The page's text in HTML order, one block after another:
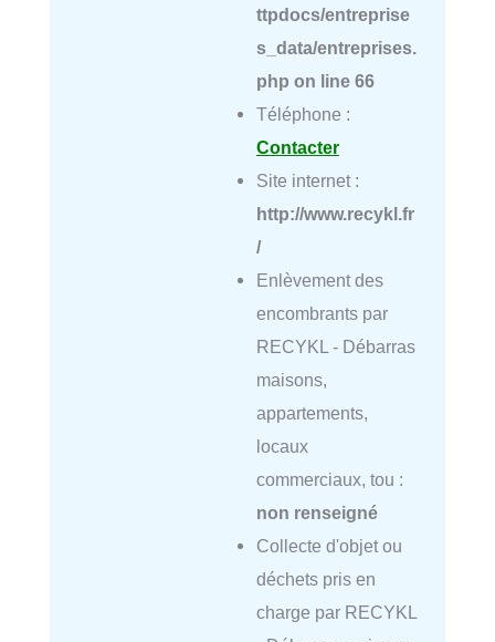
ttpdocs/entreprise
s_data/entreprises.
php on line 66
Téléphone :
Contacter
Site internet :
http://www.recykl.fr
/
Enlèvement des
encombrants par
RECYKL - Débarras
maisons,
appartements,
locaux
commerciaux, tou :
non renseigné
Collecte d'objet ou
déchets pris en
charge par RECYKL